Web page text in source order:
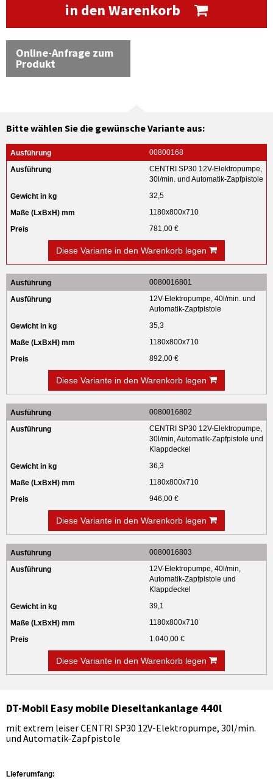
in den Warenkorb
Online-Anfrage zum
Produkt
Bitte wählen Sie die gewünsche Variante aus:
00800168
CENTRI SP30 12V-Elektropumpe,
30l/min. und Automatik-Zapfpistole
32,5
1180x800x710
781,00 €
Diese Variante in den Warenkorb legen
0080016801
12V-Elektropumpe, 40l/min. und
Automatik-Zapfpistole
35,3
1180x800x710
892,00 €
Diese Variante in den Warenkorb legen
0080016802
CENTRI SP30 12V-Elektropumpe,
30l/min, Automatik-Zapfpistole und
Klappdeckel
36,3
1180x800x710
946,00 €
Diese Variante in den Warenkorb legen
0080016803
12V-Elektropumpe, 40l/min,
Automatik-Zapfpistole und
Klappdeckel
39,1
1180x800x710
1.040,00 €
Diese Variante in den Warenkorb legen
DT-Mobil Easy mobile Dieseltankanlage 440l
mit extrem leiser CENTRI SP30 12V-Elektropumpe, 30l/min.
und Automatik-Zapfpistole
Lieferumfang: